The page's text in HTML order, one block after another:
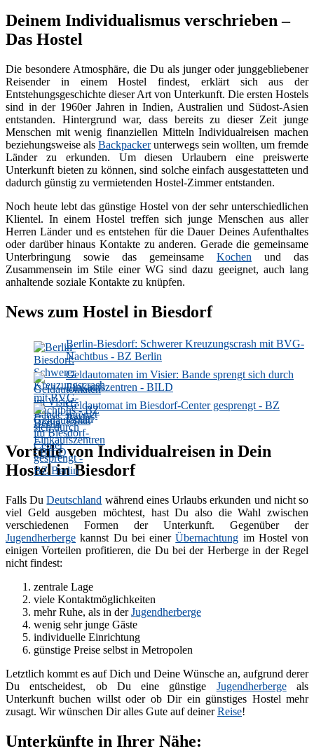
Deinem Individualismus verschrieben –
Das Hostel
Die besondere Atmosphäre, die Du als junger oder junggebliebener
Reisender in einem Hostel findest, erklärt sich aus der
Entstehungsgeschichte dieser Art von Unterkunft. Die ersten Hostels
sind in der 1960er Jahren in Indien, Australien und Südost-Asien
entstanden. Hintergrund war, dass bereits zu dieser Zeit junge
Menschen mit wenig finanziellen Mitteln Individualreisen machen
beziehungsweise als Backpackerunterwegs sein wollten, um fremde
Länder zu erkunden. Um diesen Urlaubern eine preiswerte
Unterkunft bieten zu können, sind solche einfach ausgestatteten und
dadurch günstig zu vermietenden Hostel-Zimmer entstanden.
Noch heute lebt das günstige Hostel von der sehr unterschiedlichen
Klientel. In einem Hostel treffen sich junge Menschen aus aller
Herren Länder und es entstehen für die Dauer Deines Aufenthaltes
oder darüber hinaus Kontakte zu anderen. Gerade die gemeinsame
Unterbringung sowie das gemeinsame Kochen und das
Zusammensein im Stile einer WG sind dazu geeignet, auch lang
anhaltende soziale Kontakte zu knüpfen.
News zum Hostel in Biesdorf
Berlin-Biesdorf: Schwerer Kreuzungscrash mit BVG-
Nachtbus - BZ Berlin
Geldautomaten im Visier: Bande sprengt sich durch
Einkaufszentren - BILD
Geldautomat im Biesdorf-Center gesprengt - BZ
Berlin
Vorteile von Individualreisen in Dein
Hostel in Biesdorf
Falls DuDeutschland während eines Urlaubs erkunden und nicht so
viel Geld ausgeben möchtest, hast Du also die Wahl zwischen
verschiedenen Formen der Unterkunft. Gegenüber der
Jugendherberge kannst Du bei einerÜbernachtung im Hostel von
einigen Vorteilen profitieren, die Du bei der Herberge in der Regel
nicht findest:
zentrale Lage
viele Kontaktmöglichkeiten
mehr Ruhe, als in derJugendherberge
wenig sehr junge Gäste
individuelle Einrichtung
günstige Preise selbst in Metropolen
Letztlich kommt es auf Dich und Deine Wünsche an, aufgrund derer
Du entscheidest, ob Du eine günstige Jugendherbergeals
Unterkunft buchen willst oder ob Dir ein günstiges Hostel mehr
zusagt. Wir wünschen Dir alles Gute auf deinerReise!
Unterkünfte in Ihrer Nähe: